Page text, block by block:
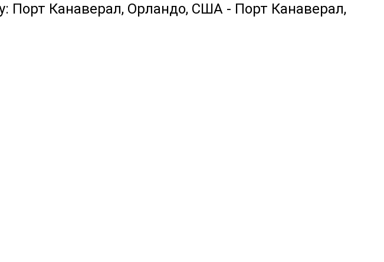
Порт Канаверал, Орландо, США - Порт Канаверал,